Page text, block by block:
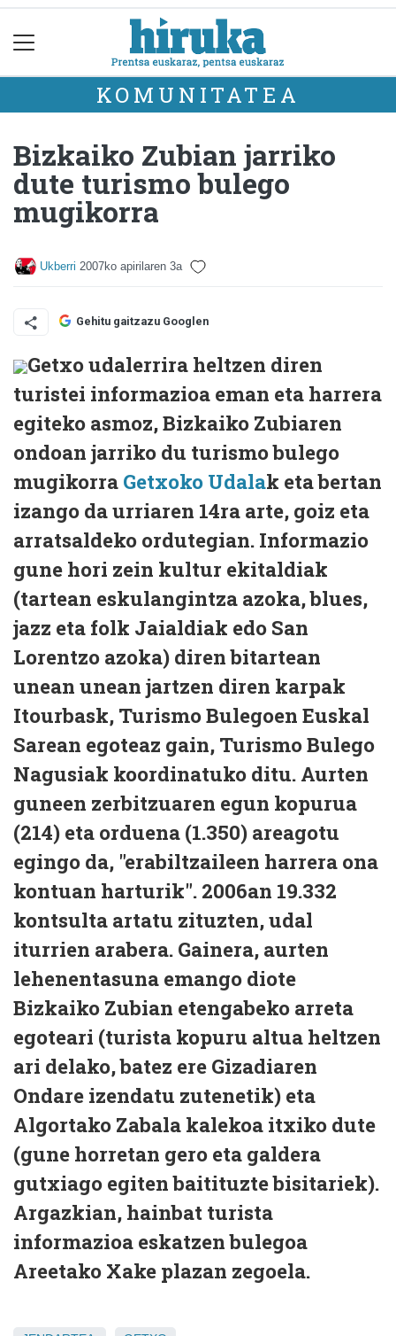
KOMUNITATEA
Bizkaiko Zubian jarriko
dute turismo bulego
mugikorra
Ukberri 2007ko apirilaren 3a
Gehitu gaitzazu Googlen
Getxo udalerrira heltzen diren
turistei informazioa eman eta harrera
egiteko asmoz, Bizkaiko Zubiaren
ondoan jarriko du turismo bulego
mugikorra Getxoko Udalak eta bertan
izango da urriaren 14ra arte, goiz eta
arratsaldeko ordutegian. Informazio
gune hori zein kultur ekitaldiak
(tartean eskulangintza azoka, blues,
jazz eta folk Jaialdiak edo San
Lorentzo azoka) diren bitartean
unean unean jartzen diren karpak
Itourbask, Turismo Bulegoen Euskal
Sarean egoteaz gain, Turismo Bulego
Nagusiak koordinatuko ditu. Aurten
guneen zerbitzuaren egun kopurua
(214) eta orduena (1.350) areagotu
egingo da, "erabiltzaileen harrera ona
kontuan harturik". 2006an 19.332
kontsulta artatu zituzten, udal
iturrien arabera. Gainera, aurten
lehenentasuna emango diote
Bizkaiko Zubian etengabeko arreta
egoteari (turista kopuru altua heltzen
ari delako, batez ere Gizadiaren
Ondare izendatu zutenetik) eta
Algortako Zabala kalekoa itxiko dute
(gune horretan gero eta galdera
gutxiago egiten baitituzte bisitariek).
Argazkian, hainbat turista
informazioa eskatzen bulegoa
Areetako Xake plazan zegoela.